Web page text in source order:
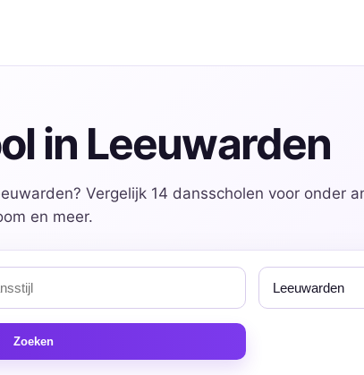
in Leeuwarden
Vergelijk 14 dansscholen voor onder
en meer.
Zoeken